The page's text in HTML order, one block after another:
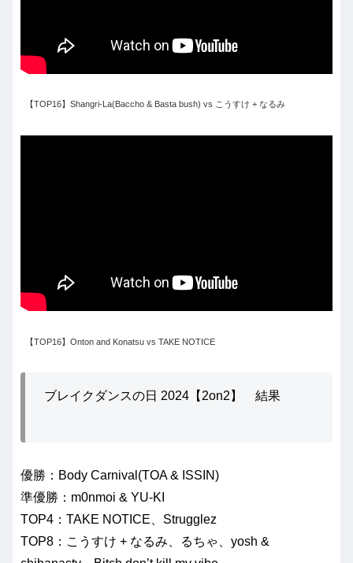
【TOP16】Shangri-La(Baccho & Basta bush) vs こうすけ + なるみ
【TOP16】Onton and Konatsu vs TAKE NOTICE
ブレイクダンスの日 2024【2on2】 結果
優勝：Body Carnival(TOA & ISSIN)
準優勝：m0nmoi & YU-KI
TOP4：TAKE NOTICE、Strugglez
TOP8：こうすけ + なるみ、るちゃ、yosh &